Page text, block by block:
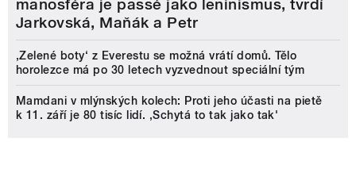
manosféra je passé jako leninismus, tvrdí
Jarkovská, Maňák a Petr
‚Zelené boty‘ z Everestu se možná vrátí domů. Tělo
horolezce má po 30 letech vyzvednout speciální tým
Mamdani v mlýnských kolech: Proti jeho účasti na pietě
k 11. září je 80 tisíc lidí. ‚Schytá to tak jako tak'